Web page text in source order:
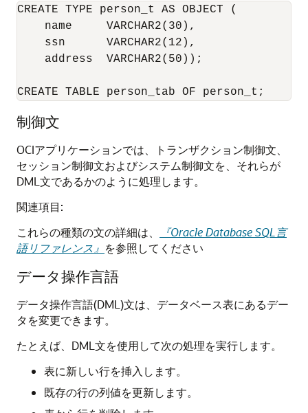
CREATE TYPE person_t AS OBJECT (
    name     VARCHAR2(30),
    ssn      VARCHAR2(12),
    address  VARCHAR2(50));
CREATE TABLE person_tab OF person_t;
制御文
OCIアプリケーションでは、トランザクション制御文、
セッション制御文およびシステム制御文を、それらが
DML文であるかのように処理します。
関連項目:
これらの種類の文の詳細は、
『Oracle Database SQL言
語リファレンス』 を参照してください
データ操作言語
データ操作言語(DML)文は、データベース表にあるデー
タを変更できます。
たとえば、DML文を使用して次の処理を実行します。
表に新しい行を挿入します。
既存の行の列値を更新します。